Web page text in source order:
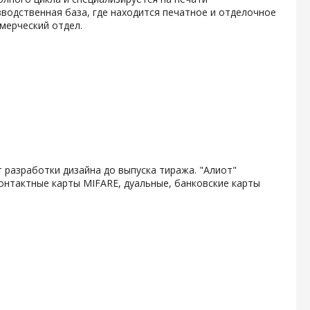
база, где находится печатное и отделочное
отдел.
дизайна до выпуска тиража. "Алиот"
карты MIFARE, дуальные, банковские карты